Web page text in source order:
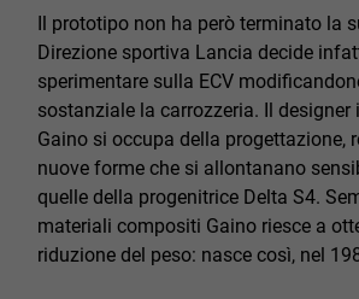
Il prototipo non ha però terminato la
Direzione sportiva Lancia decide
sperimentare sulla ECV
sostanziale la carrozzeria. Il designer
Gaino si occupa della progettazione,
nuove forme che si allontanano
quelle della progenitrice Delta S4.
materiali compositi Gaino riesce a
riduzione del peso: nasce così, nel